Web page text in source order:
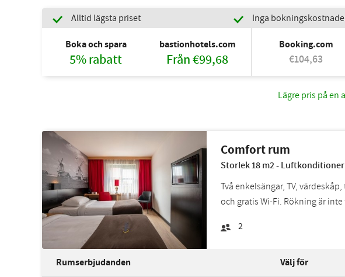
Alltid lägsta priset Inga
Boka och spara
5% rabatt
bastionhotels.com
Från €99,68
Booking.com
€104,63
Lägre pris på en
Comfort rum
Storlek 18 m2 -
Två enkelsängar, TV,
och gratis Wi-Fi. Rökning är
2
Rumserbjudanden Välj för